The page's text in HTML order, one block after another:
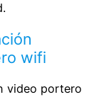
wifi
video portero